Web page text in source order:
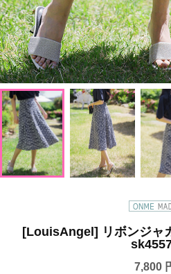
[LouisAngel] リボンジャ
7,800